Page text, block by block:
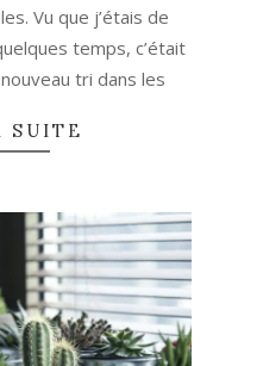
Vu que j’étais de
temps, c’était
tri dans les
SUITE